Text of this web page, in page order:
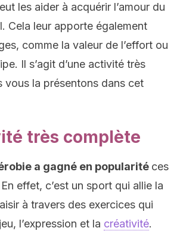
les aider à acquérir l’amour du
Cela leur apporte également
comme la valeur de l’effort ou
Il s’agit d’une activité très
vous la présentons dans cet
très complète
a gagné en popularité ces
effet, c’est un sport qui allie la
à travers des exercices qui
l’expression et la créativité.